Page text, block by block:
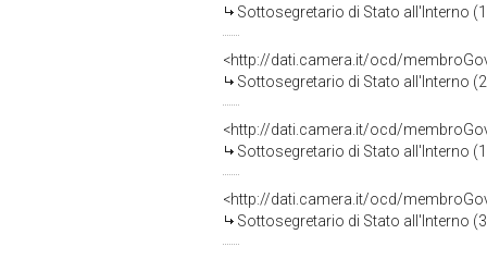
Sottosegretario di Stato all'Interno
<http://dati.camera.it/ocd/
Sottosegretario di Stato all'Interno
<http://dati.camera.it/ocd/
Sottosegretario di Stato all'Interno
<http://dati.camera.it/ocd/
Sottosegretario di Stato all'Interno